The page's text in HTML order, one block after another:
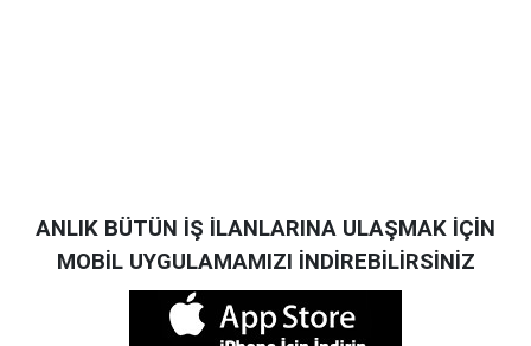
ANLIK BÜTÜN İŞ İLANLARINA ULAŞMAK İÇİN
MOBİL UYGULAMAMIZI İNDİREBİLİRSİNİZ